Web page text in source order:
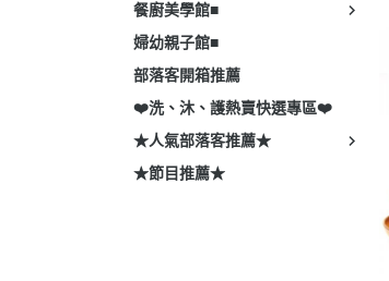
餐廚美學館■
婦幼親子館■
部落客開箱推薦
❤️洗、沐、護熱賣快選專區❤️
★人氣部落客推薦★
★節目推薦★